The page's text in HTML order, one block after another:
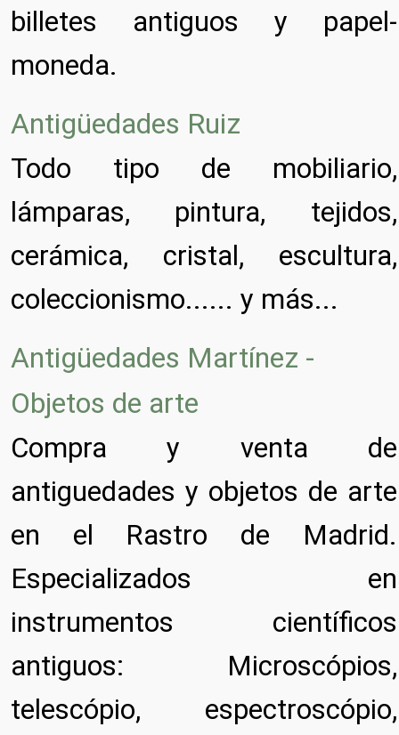
billetes antiguos y papel-
moneda.
Antigüedades Ruiz
Todo tipo de mobiliario,
lámparas, pintura, tejidos,
cerámica, cristal, escultura,
coleccionismo...... y más...
Antigüedades Martínez -
Objetos de arte
Compra y venta de
antiguedades y objetos de arte
en el Rastro de Madrid.
Especializados en
instrumentos científicos
antiguos: Microscópios,
telescópio, espectroscópio,